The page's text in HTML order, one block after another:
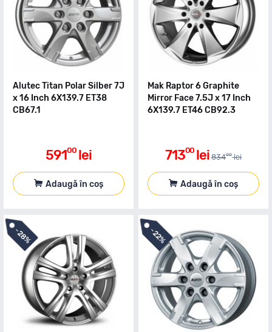
Alutec Titan Polar Silber 7J
x 16 Inch 6X139.7 ET38
CB67.1
59100 lei
Adaugă în coș
Mak Raptor 6 Graphite
Mirror Face 7.5J x 17 Inch
6X139.7 ET46 CB92.3
71300 lei 83400 lei
Adaugă în coș
-28% -22%